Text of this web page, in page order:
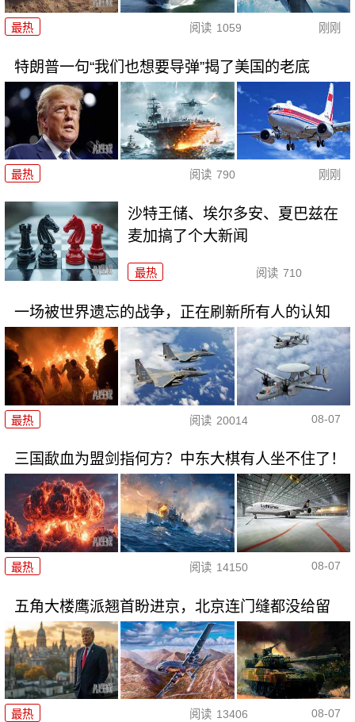
最热 阅读 1059 刚刚
特朗普一句“我们也想要导弹”揭了美国的老底
最热 阅读 790 刚刚
沙特王储、埃尔多安、夏巴兹在
麦加搞了个大新闻
最热 阅读 710
一场被世界遗忘的战争，正在刷新所有人的认知
最热 阅读 20014 08-07
三国歃血为盟剑指何方？中东大棋有人坐不住了！
最热 阅读 14150 08-07
五角大楼鹰派翘首盼进京，北京连门缝都没给留
最热 阅读 13406 08-07